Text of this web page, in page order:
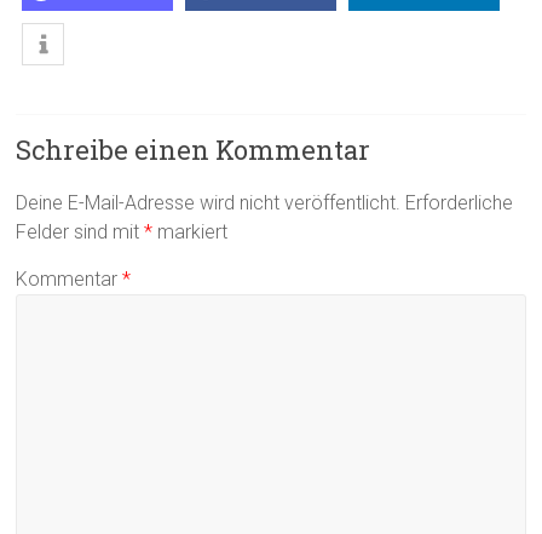
Schreibe einen Kommentar
Deine E-Mail-Adresse wird nicht veröffentlicht. Erforderliche
Felder sind mit* markiert
Kommentar*